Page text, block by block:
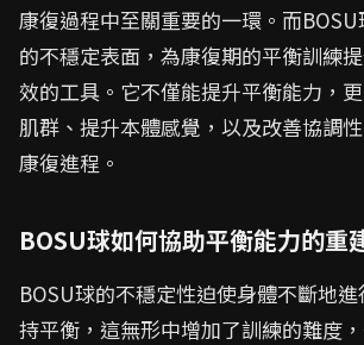
康復過程中至關重要的一環。而
的不穩定表面，為康復期的平衡訓練
效的工具。它不僅能提升平衡能力，
肌群、提升本體感覺，以及改善協調
康復進程。
BOSU球如何協助平衡能力的重
BOSU球的不穩定性迫使身體不斷地
持平衡，這無形中增加了訓練的難度